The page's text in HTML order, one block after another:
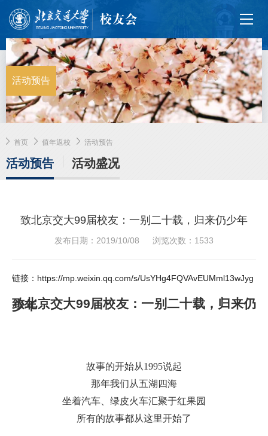
活动预告
首页 值年返校 活动预告
活动预告 活动盛况
致北京交大99届校友：一别二十载，归来仍少年
发布日期：2019/10/08 浏览次数： 1533
链接： https://mp.weixin.qq.com/s/UsYHg4FQVAvEUMml13wJyg
致北京交大99届校友：一别二十载，归来仍
少年
故事的开始从1995说起
那年我们从五湖四海
坐着汽车、绿皮火车汇聚于红果园
所有的故事都从这里开始了